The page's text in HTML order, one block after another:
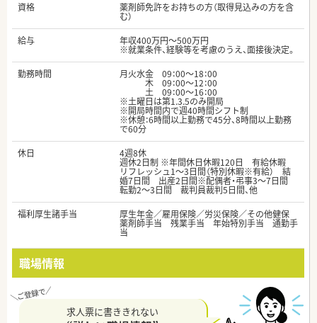
資格
薬剤師免許をお持ちの方（取得見込みの方を含
む）
給与
年収400万円～500万円
※就業条件、経験等を考慮のうえ、面接後決定。
勤務時間
月火水金 09：00～18：00
木 09：00～12：00
土 09：00～16：00
※土曜日は第1.3.5のみ開局
※開局時間内で週40時間シフト制
※休憩：6時間以上勤務で45分、8時間以上勤務
で60分
休日
4週8休
週休2日制 ※年間休日休暇120日 有給休暇
リフレッシュ1～3日間（特別休暇※有給） 結
婚7日間 出産2日間※配偶者・弔事3～7日間
転勤2～3日間 裁判員裁判5日間、他
福利厚生諸手当
厚生年金／雇用保険／労災保険／その他健保
薬剤師手当 残業手当 年始特別手当 通勤手
当
職場情報
求人票に書ききれない